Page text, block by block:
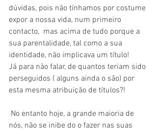
dúvidas, pois não tínhamos por costume
expor a nossa vida, num primeiro
contacto,  mas acima de tudo porque a
sua parentalidade, tal como a sua
identidade, não implicava um título!
Já para não falar, de quantos teriam sido
perseguidos ( alguns ainda o são) por
esta mesma atribuição de títulos?!
nós, não se inibe do o fazer nas suas